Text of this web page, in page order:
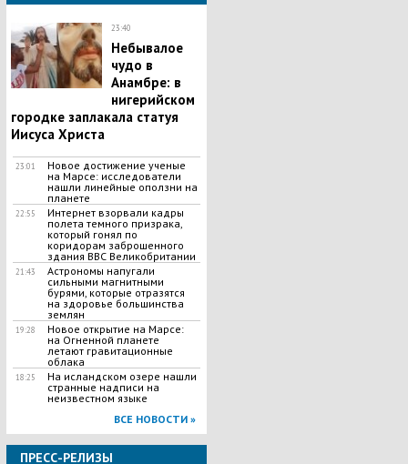
23:40
Небывалое
чудо в
Анамбре: в
нигерийском
городке заплакала статуя
Иисуса Христа
23:01
Новое достижение ученые
на Марсе: исследователи
нашли линейные оползни на
планете
22:55
Интернет взорвали кадры
полета темного призрака,
который гонял по
коридорам заброшенного
здания ВВС Великобритании
21:43
Астрономы напугали
сильными магнитными
бурями, которые отразятся
на здоровье большинства
землян
19:28
Новое открытие на Марсе:
на Огненной планете
летают гравитационные
облака
18:25
На исландском озере нашли
странные надписи на
неизвестном языке
ВСЕ НОВОСТИ »
ПРЕСС-РЕЛИЗЫ